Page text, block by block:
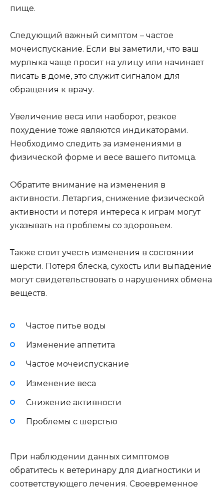
пище.
Следующий важный симптом – частое
мочеиспускание. Если вы заметили, что ваш
мурлыка чаще просит на улицу или начинает
писать в доме, это служит сигналом для
обращения к врачу.
Увеличение веса или наоборот, резкое
похудение тоже являются индикаторами.
Необходимо следить за изменениями в
физической форме и весе вашего питомца.
Обратите внимание на изменения в
активности. Летаргия, снижение физической
активности и потеря интереса к играм могут
указывать на проблемы со здоровьем.
Также стоит учесть изменения в состоянии
шерсти. Потеря блеска, сухость или выпадение
могут свидетельствовать о нарушениях обмена
веществ.
Частое питье воды
Изменение аппетита
Частое мочеиспускание
Изменение веса
Снижение активности
Проблемы с шерстью
При наблюдении данных симптомов
обратитесь к ветеринару для диагностики и
соответствующего лечения. Своевременное